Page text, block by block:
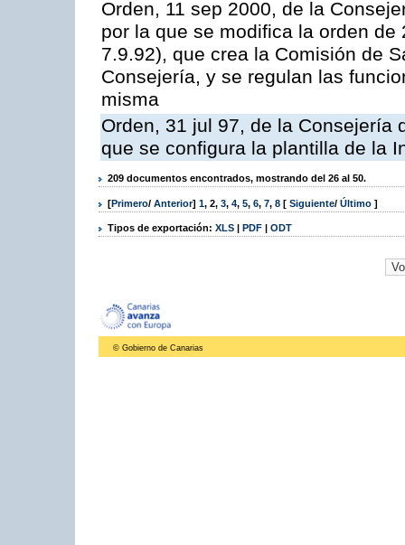
Orden, 11 sep 2000, de la
por la que se modifica la orden
7.9.92), que crea la Comisión de
Consejería, y se regulan las
misma
Orden, 31 jul 97, de la Consejería
que se configura la plantilla de la
209 documentos encontrados, mostrando del 26 al 50.
[Primero/ Anterior] 1, 2, 3, 4, 5, 6, 7, 8 [ Siguiente/ Último ]
Tipos de exportación: XLS | PDF | ODT
© Gobierno de Canarias